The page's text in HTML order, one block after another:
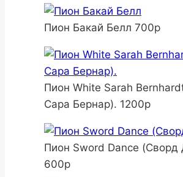
Пион Бакай Белл 700р
Пион White Sarah
Сара Бернар). 1200р
Пион Sword Dance (Сворд
600р